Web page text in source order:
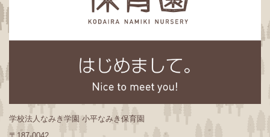
学校法人なみき学園 小平なみき保育園